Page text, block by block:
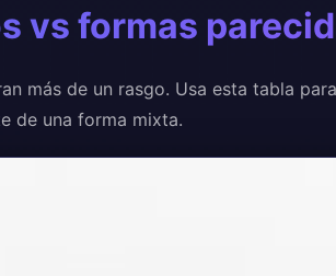
vs formas
más de un rasgo. Usa esta tabla
de una forma mixta.